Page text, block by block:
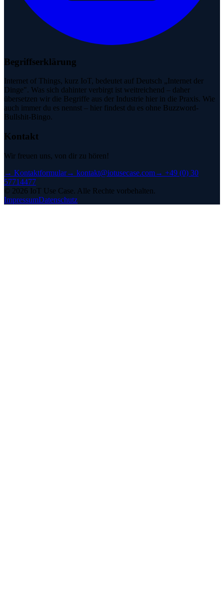
Begriffserklärung
Internet of Things, kurz IoT, bedeutet auf Deutsch „Internet der
Dinge". Was sich dahinter verbirgt ist weitreichend – daher
übersetzen wir die Begriffe aus der Industrie hier in die Praxis. Wie
auch immer du es nennst – hier findest du es ohne Buzzword-
Bullshit-Bingo.
Kontakt
Wir freuen uns, von dir zu hören!
→ Kontaktformular→ kontakt@iotusecase.com→ +49 (0) 30
57714477
© 2026 IoT Use Case. Alle Rechte vorbehalten.
ImpressumDatenschutz